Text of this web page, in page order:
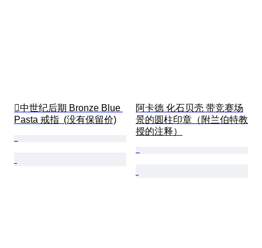
中世纪后期 Bronze Blue
Pasta 戒指  (没有保留价)
阿卡德 化石贝壳 带竞赛场
景的圆柱印章（附兰伯特教
授的注释）